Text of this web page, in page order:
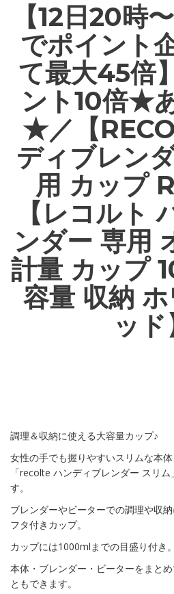
【12日20時
でポイント
て最大45倍
ント10倍★
★／【
ディブレン
用 カップ
【レコルト
ンダー 専用
計量 カップ
容量 収納
ッド
調理＆収納に使える大容量カップ♪
女性の手でも握りやすいスリムな本
「recolte ハンディブレンダー スリ
す。
ブレンダーやビーターでの調理や収
フタ付きカップ。
カップには1000mlまでの目盛り付き。
本体・ブレンダー・ビーターをまと
ともできます。